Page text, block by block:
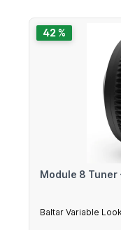
Module 8 Tuner
Baltar Variable
42 %